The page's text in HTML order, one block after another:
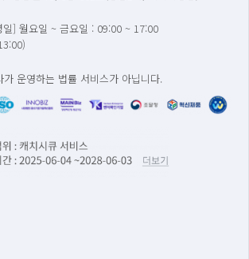
] 월요일 ~ 금요일 : 09:00 ~ 17:00
운영하는 법률 서비스가 아닙니다.